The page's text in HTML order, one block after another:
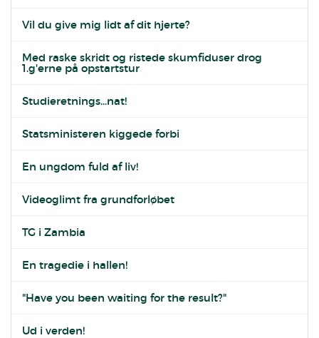
Vil du give mig lidt af dit hjerte?
Med raske skridt og ristede skumfiduser drog
1.g'erne på opstartstur
Studieretnings...nat!
Statsministeren kiggede forbi
En ungdom fuld af liv!
Videoglimt fra grundforløbet
TG i Zambia
En tragedie i hallen!
"Have you been waiting for the result?"
Ud i verden!